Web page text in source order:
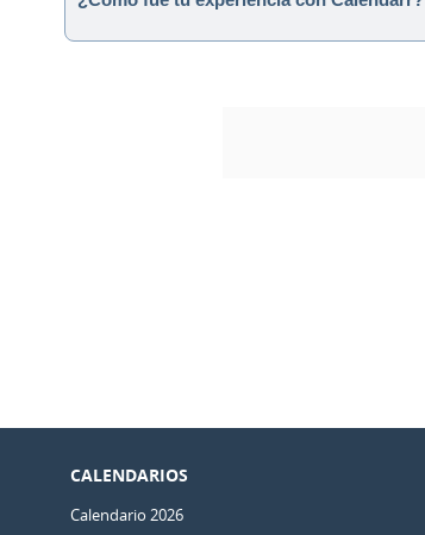
CALENDARIOS
Calendario 2026